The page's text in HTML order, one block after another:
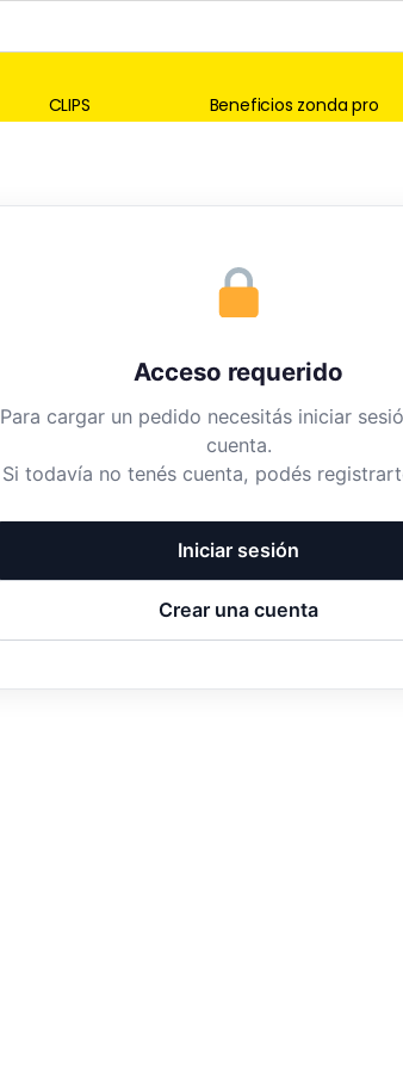
CLIPS Beneficios zonda pro
Acceso requerido
Para cargar un pedido necesitás iniciar
cuenta.
Si todavía no tenés cuenta, podés
Iniciar sesión
Crear una cuenta